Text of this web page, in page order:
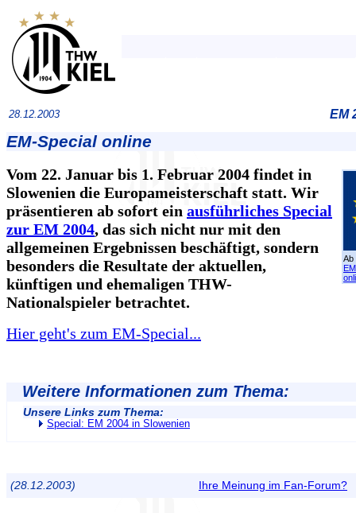
28.12.2003 EM
EM-Special online
Ab
Vom 22. Januar bis 1. Februar 2004 findet in
Slowenien die Europameisterschaft statt. Wir
präsentieren ab sofort ein ausführliches Special
zur EM 2004, das sich nicht nur mit den
allgemeinen Ergebnissen beschäftigt, sondern
besonders die Resultate der aktuellen,
künftigen und ehemaligen THW-
Nationalspieler betrachtet.
Hier geht's zum EM-Special...
Weitere Informationen zum Thema:
Unsere Links zum Thema:
Special: EM 2004 in Slowenien
(28.12.2003) Ihre Meinung im Fan-Forum?